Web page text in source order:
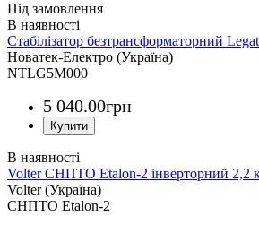
Під замовлення
Стабілізатор безтрансформаторний
Новатек-Електро (Україна)
NTLG5M000
5 040.00грн
Volter СНПТО Etalon-2 інверторний 2,2
Volter (Україна)
СНПТО Etalon-2